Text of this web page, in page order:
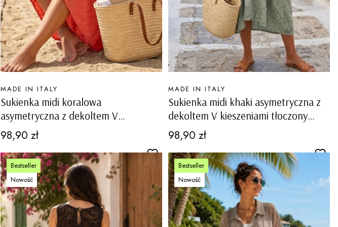
Sukienka midi koralowa
asymetryczna z dekoltem V
kieszeniami tłoczony wzór
Cordignano
PRODUCENT
MADE IN ITALY
Cena
98,90 zł
Sukienka midi khaki asymetryczna z
dekoltem V kieszeniami tłoczony
wzór Cordignano
PRODUCENT
MADE IN ITALY
Cena
98,90 zł
Bestseller
Nowość
Bestseller
Nowość